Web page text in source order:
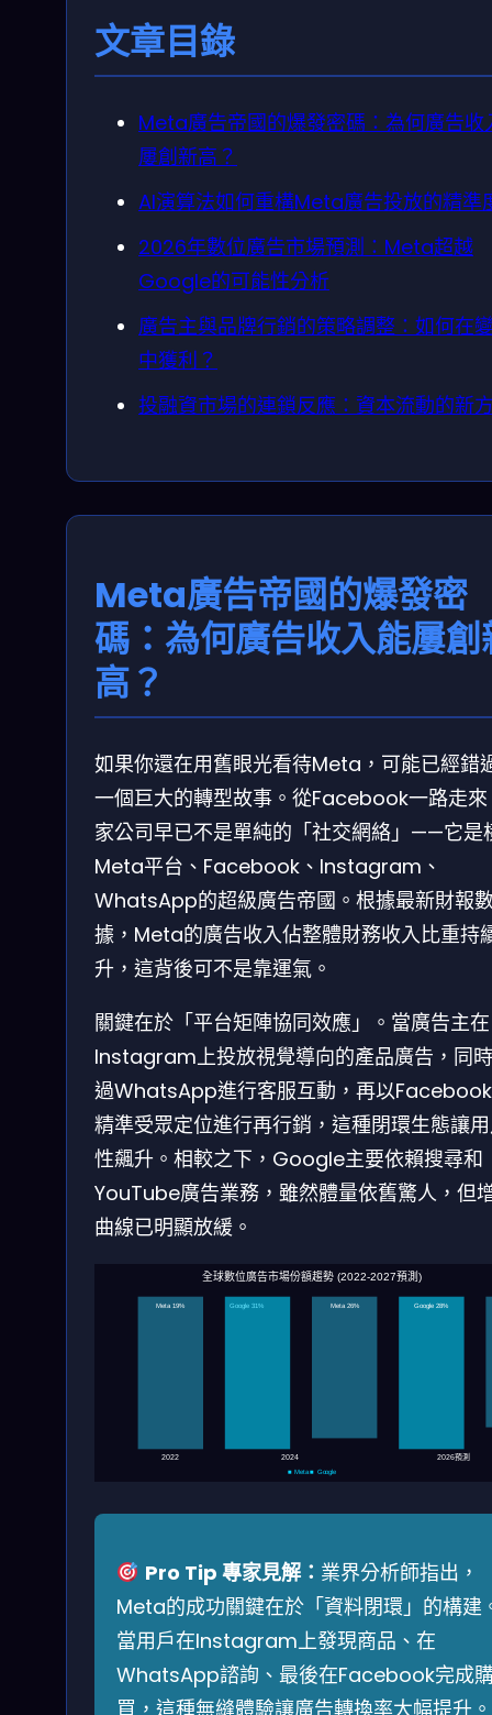
文章目錄
Meta廣告帝國的爆發密碼：為何廣告收
屢創新高？
AI演算法如何重構Meta廣告投放的精準
2026年數位廣告市場預測：Meta超越
Google的可能性分析
廣告主與品牌行銷的策略調整：如何在
中獲利？
投融資市場的連鎖反應：資本流動的新
Meta廣告帝國的爆發密
碼：為何廣告收入能屢創
高？
如果你還在用舊眼光看待Meta，可能已經錯
一個巨大的轉型故事。從Facebook一路走
家公司早已不是單純的「社交網絡」——它是
Meta平台、Facebook、Instagram、
WhatsApp的超級廣告帝國。根據最新財報
據，Meta的廣告收入佔整體財務收入比重持
升，這背後可不是靠運氣。
關鍵在於「平台矩陣協同效應」。當廣告主在
Instagram上投放視覺導向的產品廣告，同
過WhatsApp進行客服互動，再以
精準受眾定位進行再行銷，這種閉環生態讓
性飆升。相較之下，Google主要依賴搜尋和
YouTube廣告業務，雖然體量依舊驚人，但
曲線已明顯放緩。
全球數位廣告市場份額趨勢 (2022-2027預測)
2022
Meta 19% Google 31%
2024
Meta 26% Google 28%
2026預測
■ Meta ■ Google
Pro Tip 專家見解： 業界分析師指出，
Meta的成功關鍵在於「資料閉環」的構建
當用戶在Instagram上發現商品、在
WhatsApp諮詢、最後在Facebook完成
買，這種無縫體驗讓廣告轉換率大幅提升。